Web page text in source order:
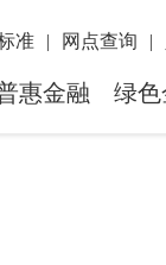
准 | 网点查询 |
惠金融 绿